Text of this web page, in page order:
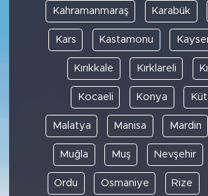
Kahramanmaraş Karabük
Kars Kastamonu
Kırıkkale Kırklareli
Kocaeli Konya
Malatya Manisa Mardin
Muğla Muş Nevşehir
Ordu Osmaniye Rize